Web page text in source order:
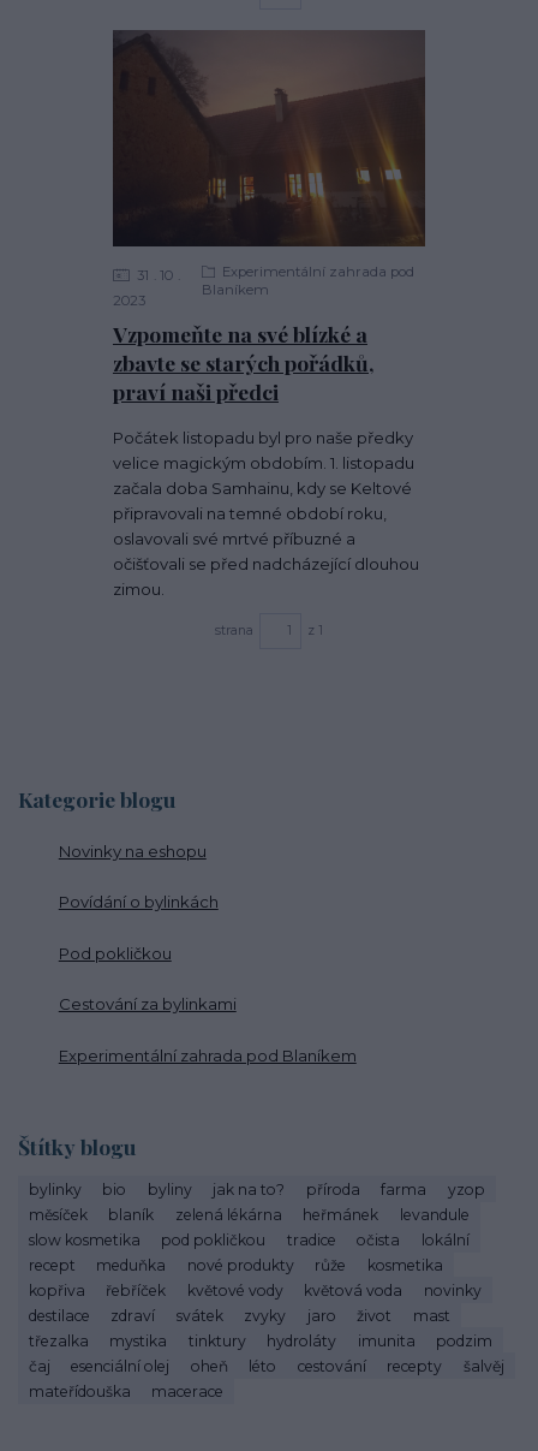
Kategorie blogu
Novinky na eshopu
Povídání o bylinkách
Pod pokličkou
Cestování za bylinkami
Experimentální zahrada pod Blaníkem
Štítky blogu
bylinky bio byliny jak na to? příroda farma
yzop
měsíček
blaník zelená lékárna heřmánek
levandule
slow kosmetika
pod pokličkou tradice očista
lokální
recept
meduňka nové produkty růže
kosmetika
kopřiva
řebříček květové vody květová voda
novinky
destilace
zdraví svátek zvyky jaro život
mast
třezalka
mystika tinktury hydroláty imunita
podzim
čaj
esenciální olej oheň léto cestování recepty
šalvěj
mateřídouška
macerace
Vzpomeňte na své blízké a
zbavte se starých pořádků,
praví naši předci
31
10
2023
Experimentální zahrada pod
Blaníkem
Počátek listopadu byl pro naše předky
velice magickým obdobím. 1. listopadu
začala doba Samhainu, kdy se Keltové
připravovali na temné období roku,
oslavovali své mrtvé příbuzné a
očišťovali se před nadcházející dlouhou
zimou.
strana z 1